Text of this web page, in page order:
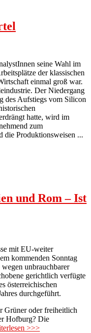
seine Wahl im
der klassischen
einmal groß war.
Der Niedergang
des Aufstiegs vom Silicon
hatte, wird im
zum
die Produktionsweisen ...
und Rom – Ist
mit EU-weiter
kommenden Sonntag
unbrauchbarer
gerichtlich verfügte
österreichischen
durchgeführt.
Grüner oder freiheitlich
Hofburg? Die
>>>